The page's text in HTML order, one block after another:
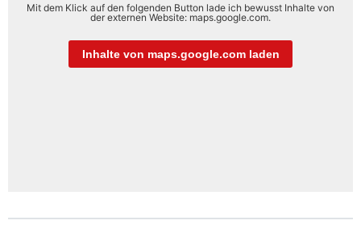
Mit dem Klick auf den folgenden Button lade ich bewusst Inhalte von
der externen Website: maps.google.com.
Inhalte von maps.google.com laden